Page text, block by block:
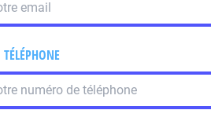
TÉLÉPHONE